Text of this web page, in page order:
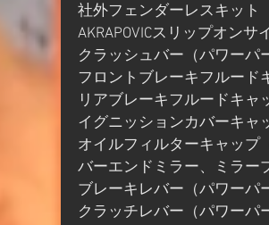
社外フェンダーレスキット
AKRAPOVICスリップオンサ
クラッシュバー（パワーパ
フロントブレーキフルード
リアブレーキフルードキャ
イグニッションカバーキャ
オイルフィルターキャップ
バーエンドミラー、ミラー
ブレーキレバー（パワーパ
クラッチレバー（パワーパ